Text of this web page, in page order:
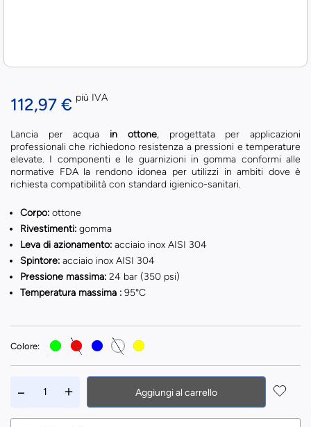
112,97 € più IVA
Lancia per acqua in ottone, progettata per applicazioni
professionali che richiedono resistenza a pressioni e temperature
elevate. I componenti e le guarnizioni in gomma conformi alle
normative FDA la rendono idonea per utilizzi in ambiti dove è
richiesta compatibilità con standard igienico-sanitari.
Corpo: ottone
Rivestimenti: gomma
Leva di azionamento: acciaio inox AISI 304
Spintore: acciaio inox AISI 304
Pressione massima: 24 bar (350 psi)
Temperatura massima : 95°C
Colore:
Aggiungi al carrello